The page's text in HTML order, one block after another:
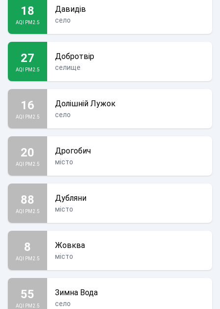
18
AQI PM2.5
Давидів
село
27
AQI PM2.5
Добротвір
селище
16
AQI PM2.5
Долішній Лужок
село
20
AQI PM2.5
Дрогобич
місто
88
AQI PM2.5
Дубляни
місто
8
AQI PM2.5
Жовква
місто
55
AQI PM2.5
Зимна Вода
село